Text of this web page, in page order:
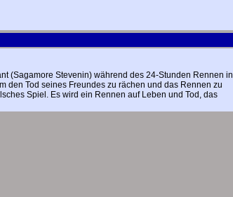
(Sagamore Stevenin) während des 24-Stunden Rennen in
den Tod seines Freundes zu rächen und das Rennen zu
Spiel. Es wird ein Rennen auf Leben und Tod, das